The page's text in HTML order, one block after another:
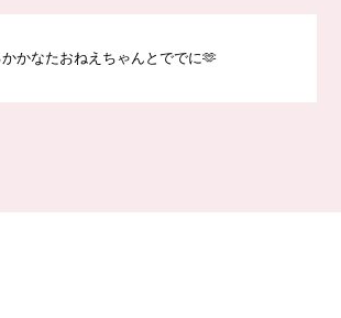
かかなたおねえちゃんとででに🫶